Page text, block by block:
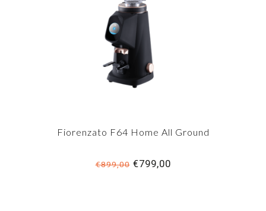
Fiorenzato F64 Home All Ground
€899,00€799,00